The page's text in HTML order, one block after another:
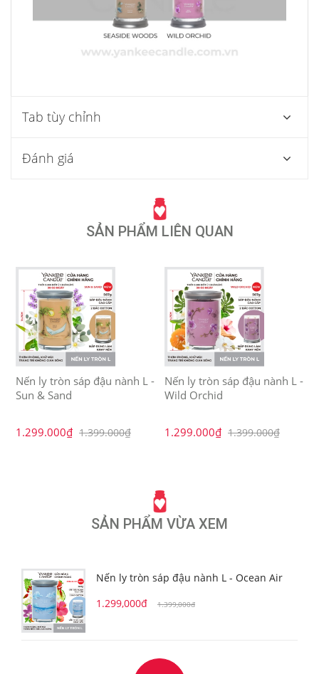
Tab tùy chỉnh
Đánh giá
SẢN PHẨM LIÊN QUAN
Nến ly tròn sáp đậu nành L -
Sun & Sand
1.299.000₫ 1.399.000₫
Nến ly tròn sáp đậu nành L -
Wild Orchid
1.299.000₫ 1.399.000₫
SẢN PHẨM VỪA XEM
Nến ly tròn sáp đậu nành L - Ocean Air
1.299,000đ
1.399,000đ